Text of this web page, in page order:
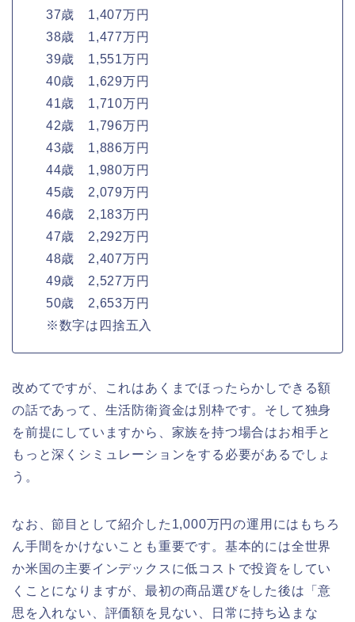
37歳 1,407万円
38歳 1,477万円
39歳 1,551万円
40歳 1,629万円
41歳 1,710万円
42歳 1,796万円
43歳 1,886万円
44歳 1,980万円
45歳 2,079万円
46歳 2,183万円
47歳 2,292万円
48歳 2,407万円
49歳 2,527万円
50歳 2,653万円
※数字は四捨五入
改めてですが、これはあくまでほったらかしできる額
の話であって、生活防衛資金は別枠です。そして独身
を前提にしていますから、家族を持つ場合はお相手と
もっと深くシミュレーションをする必要があるでしょ
う。
なお、節目として紹介した1,000万円の運用にはもちろ
ん手間をかけないことも重要です。基本的には全世界
か米国の主要インデックスに低コストで投資をしてい
くことになりますが、最初の商品選びをした後は「意
思を入れない、評価額を見ない、日常に持ち込まな